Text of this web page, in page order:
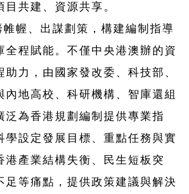
共建、資源共享。
帷幄、出謀劃策，構建編制指導
全程賦能。不僅中央港澳辦的資
助力，由國家發改委、科技部、
內地高校、科研機構、智庫還組
泛為香港規劃編制提供專業指
學設定發展目標、重點任務與實
港產業結構失衡、民生短板突
足等痛點，提供政策建議與解決